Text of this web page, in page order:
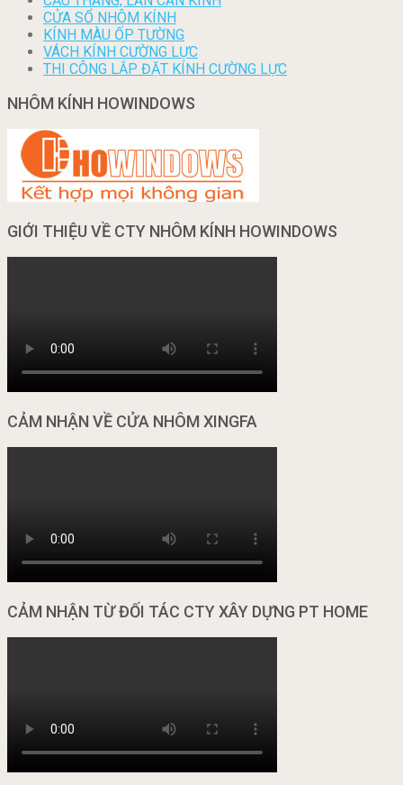
CỬA SỔ NHÔM KÍNH
KÍNH MÀU ỐP TƯỜNG
VÁCH KÍNH CƯỜNG LỰC
THI CÔNG LẮP ĐẶT KÍNH CƯỜNG LỰC
NHÔM KÍNH HOWINDOWS
GIỚI THIỆU VỀ CTY NHÔM KÍNH HOWINDOWS
CẢM NHẬN VỀ CỬA NHÔM XINGFA
CẢM NHẬN TỪ ĐỐI TÁC CTY XÂY DỰNG PT HOME